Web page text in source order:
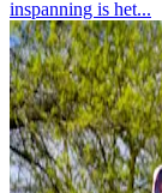
inspanning is het...